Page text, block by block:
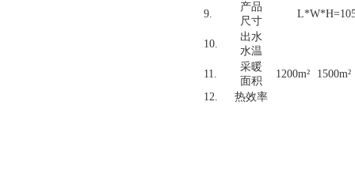
9.
产品
尺寸
10.
出水
水温
11.
采暖
面积
1200m² 1500m²
12.
热效率